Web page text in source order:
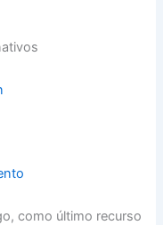
como último recurso